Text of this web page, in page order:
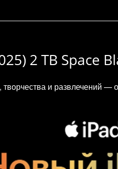
2 TB Space
и развлечений